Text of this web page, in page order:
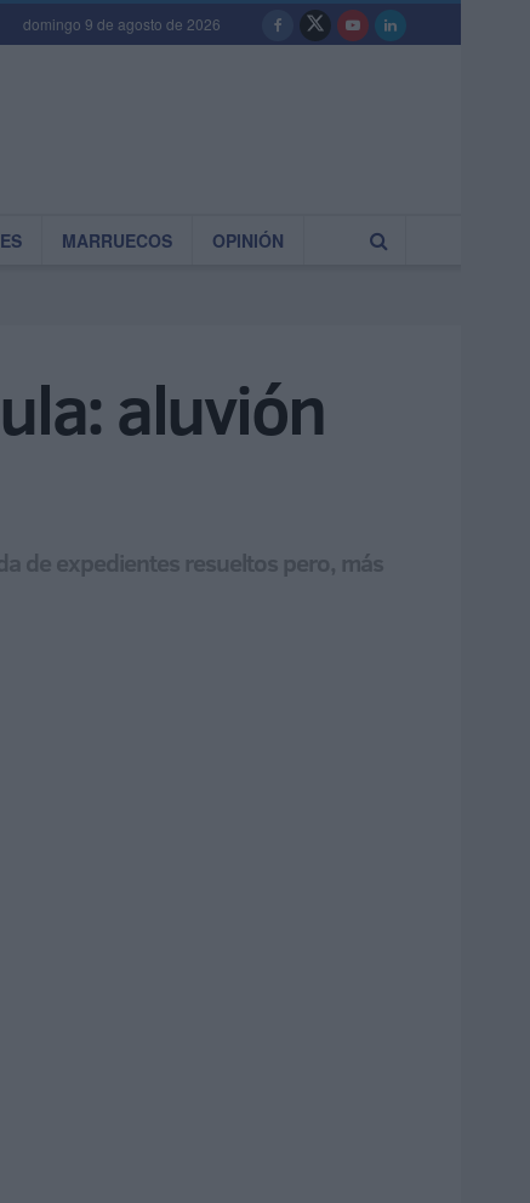
domingo 9 de agosto de 2026
MARRUECOS OPINIÓN
aluvión
de expedientes resueltos pero, más